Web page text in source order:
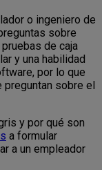
o ingeniero de
sobre
de caja
y una habilidad
por lo que
sobre el
y por qué son
a formular
a un empleador